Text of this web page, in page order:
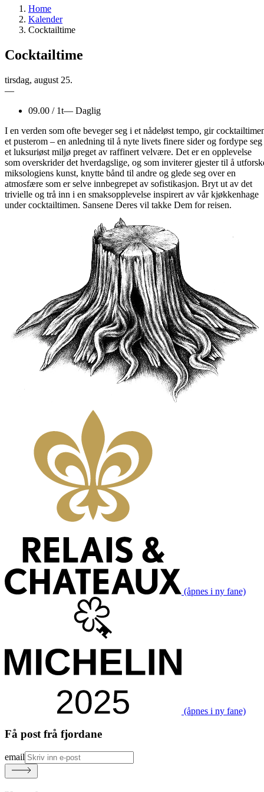
Home
Kalender
Cocktailtime
Cocktailtime
tirsdag, august 25.
—
09.00 / 1t— Daglig
I en verden som ofte beveger seg i et nådeløst tempo, gir
et pusterom – en anledning til å nyte livets finere sider og fordype
et luksuriøst miljø preget av raffinert velvære. Det er en opplevelse
som overskrider det hverdagslige, og som inviterer gjester til å
miksologiens kunst, knytte bånd til andre og glede seg over en
atmosfære som er selve innbegrepet av sofistikasjon. Bryt ut av det
trivielle og trå inn i en smaksopplevelse inspirert av vår kjøkkenhage
under cocktailtimen. Sansene Deres vil takke Dem for reisen.
(åpnes i ny fane)
(åpnes i ny fane)
Få post frå fjordane
email